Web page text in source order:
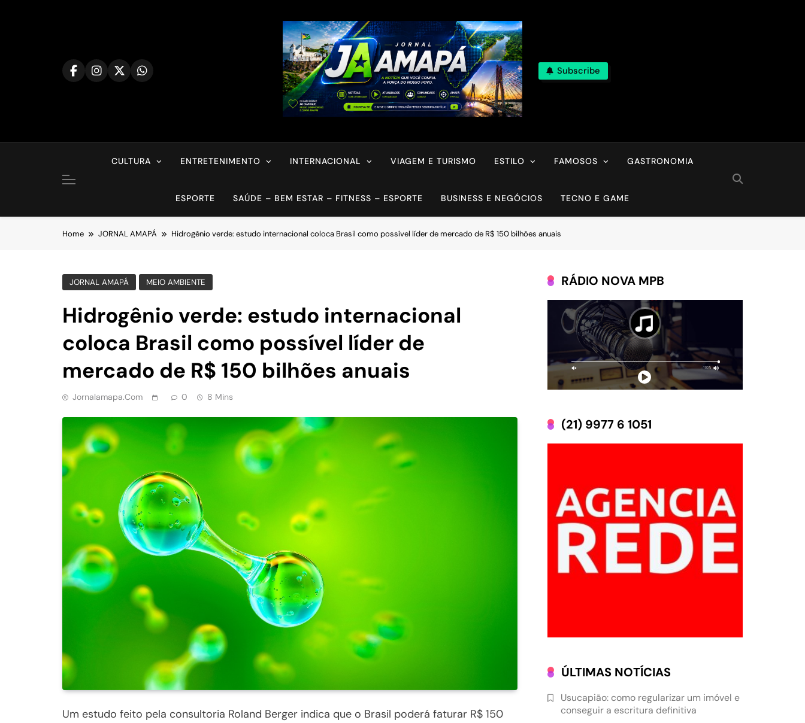
Subscribe
CULTURA ENTRETENIMENTO INTERNACIONAL VIAGEM E TURISMO ESTILO FAMOSOS GASTRONOMIA
ESPORTE SAÚDE – BEM ESTAR – FITNESS – ESPORTE BUSINESS E NEGÓCIOS TECNO E GAME
Home JORNAL AMAPÁ Hidrogênio verde: estudo internacional coloca Brasil como possível líder de mercado de R$ 150 bilhões anuais
JORNAL AMAPÁ MEIO AMBIENTE
Hidrogênio verde: estudo internacional
coloca Brasil como possível líder de
mercado de R$ 150 bilhões anuais
Jornalamapa.com 0 8 Mins
Um estudo feito pela consultoria Roland Berger indica que o Brasil poderá faturar R$ 150
RÁDIO NOVA MPB
(21) 9977 6 1051
ÚLTIMAS NOTÍCIAS
Usucapião: como regularizar um imóvel e
conseguir a escritura definitiva